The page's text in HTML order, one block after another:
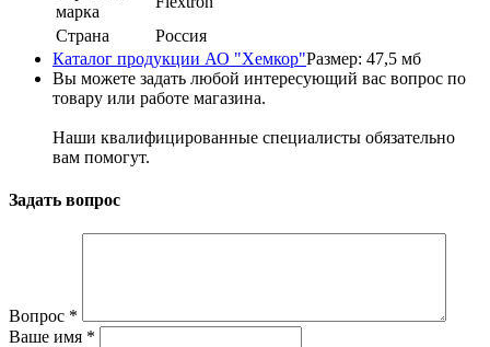
марка
Страна
Россия
Каталог продукции АО "Хемкор"Размер: 47,5 мб
Вы можете задать любой интересующий вас вопрос по
товару или работе магазина.
Наши квалифицированные специалисты обязательно
вам помогут.
Задать вопрос
Вопрос *
Ваше имя *